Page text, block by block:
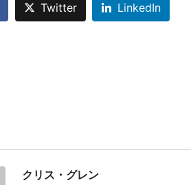
Twitter LinkedIn
クリス・グレン